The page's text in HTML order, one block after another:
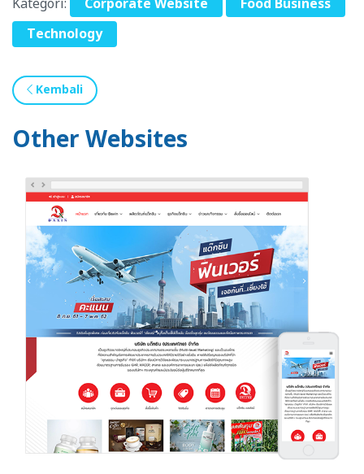
Technology
Kembali
Other Websites